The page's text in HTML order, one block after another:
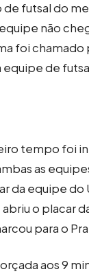
de futsal do
não
foi
de
tempo foi
as
da equipe do
o placar
para o
aos 9